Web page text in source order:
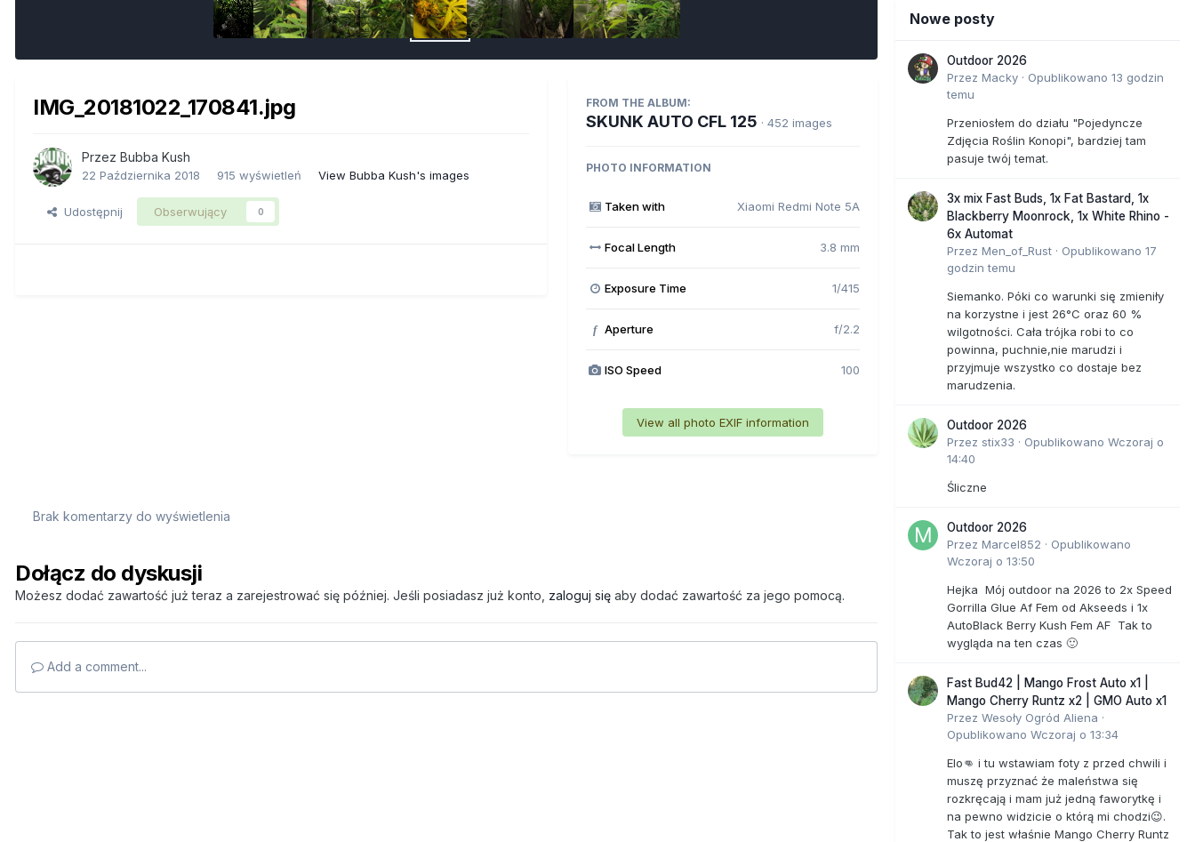
IMG_20181022_170841.jpg
Przez Bubba Kush
22 Października 2018 915 wyświetleń View Bubba Kush's images
Udostępnij Obserwujący 0
FROM THE ALBUM:
SKUNK AUTO CFL 125 · 452 images
PHOTO INFORMATION
Taken with Xiaomi Redmi Note 5A
Focal Length 3.8 mm
Exposure Time 1/415
f Aperture f/2.2
ISO Speed 100
View all photo EXIF information
Brak komentarzy do wyświetlenia
Dołącz do dyskusji
Możesz dodać zawartość już teraz a zarejestrować się później. Jeśli posiadasz już konto, zaloguj się aby dodać zawartość za jego pomocą.
Add a comment...
Nowe posty
Outdoor 2026
Przez Macky · Opublikowano 13 godzin
temu
Przeniosłem do działu "Pojedyncze
Zdjęcia Roślin Konopi", bardziej tam
pasuje twój temat.
3x mix Fast Buds, 1x Fat Bastard, 1x
Blackberry Moonrock, 1x White Rhino -
6x Automat
Przez Men_of_Rust · Opublikowano 17
godzin temu
Siemanko. Póki co warunki się zmieniły
na korzystne i jest 26°C oraz 60 %
wilgotności. Cała trójka robi to co
powinna, puchnie,nie marudzi i
przyjmuje wszystko co dostaje bez
marudzenia.
Outdoor 2026
Przez stix33 · Opublikowano Wczoraj o
14:40
Śliczne
Outdoor 2026
Przez Marcel852 · Opublikowano
Wczoraj o 13:50
Hejka Mój outdoor na 2026 to 2x Speed
Gorrilla Glue Af Fem od Akseeds i 1x
AutoBlack Berry Kush Fem AF Tak to
wygląda na ten czas 🙂
Fast Bud42 | Mango Frost Auto x1 |
Mango Cherry Runtz x2 | GMO Auto x1
Przez Wesoły Ogród Aliena ·
Opublikowano Wczoraj o 13:34
Elo👊 i tu wstawiam foty z przed chwili i
muszę przyznać że maleństwa się
rozkręcają i mam już jedną faworytkę i
na pewno widzicie o którą mi chodzi😉.
Tak to jest właśnie Mango Cherry Runtz